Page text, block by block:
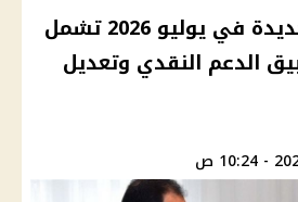
قرارات حكومية جديدة في يوليو 2026 تشمل
الدعم النقدي وتعديل